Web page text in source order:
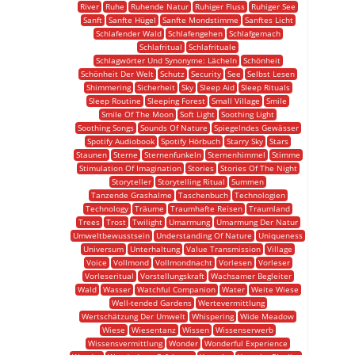
River Ruhe Ruhende Natur Ruhiger Fluss
Ruhiger See
Sanft
Sanfte Hügel Sanfte Mondstimme
Sanftes Licht
Schlafender Wald
Schlafengehen
Schlafgemach
Schlafritual
Schlafrituale
Schlagwörter Und Synonyme: Lächeln
Schönheit
Schönheit Der Welt Schutz Security See
Selbst Lesen
Shimmering
Sicherheit Sky Sleep Aid
Sleep Rituals
Sleep Routine
Sleeping Forest Small Village
Smile
Smile Of The Moon Soft Light Soothing Light
Soothing Songs
Sounds Of Nature
Spiegelndes Gewässer
Spotify Audiobook Spotify Hörbuch Starry Sky Stars
Staunen
Sterne Sternenfunkeln Sternenhimmel
Stimme
Stimulation Of Imagination
Stories
Stories Of The Night
Storyteller Storytelling Ritual
Summen
Tanzende Grashalme
Taschenbuch
Technologien
Technology Träume Traumhafte Reisen Traumland
Trees
Trost Twilight Umarmung
Umarmung Der Natur
Umweltbewusstsein
Understanding Of Nature
Uniqueness
Universum
Unterhaltung Value Transmission Village
Voice
Vollmond Vollmondnacht Vorlesen
Vorleser
Vorleseritual
Vorstellungskraft
Wachsamer Begleiter
Wald
Wasser Watchful Companion Water
Weite Wiese
Well-tended Gardens
Wertevermittlung
Wertschätzung Der Umwelt Whispering Wide Meadow
Wiese
Wiesentanz Wissen Wissenserwerb
Wissensvermittlung Wonder Wonderful Experience